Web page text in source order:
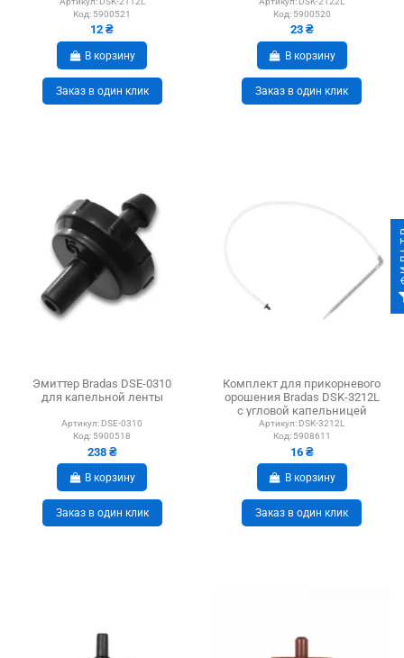
Код: 5900521
12 ₴
В корзину
Заказ в один клик
Код: 5900520
23 ₴
В корзину
Заказ в один клик
Эмиттер Bradas DSE-0310
для капельной ленты
Артикул: DSE-0310
Код: 5900518
238 ₴
В корзину
Заказ в один клик
Комплект для прикорневого
орошения Bradas DSK-3212L
с угловой капельницей
Артикул: DSK-3212L
Код: 5908611
16 ₴
В корзину
Заказ в один клик